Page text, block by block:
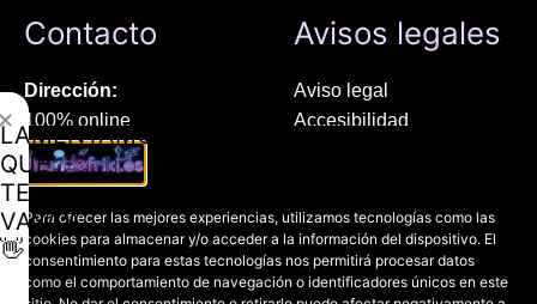
Para ofrecer las mejores experiencias, utilizamos tecnologías como las
cookies para almacenar y/o acceder a la información del dispositivo. El
consentimiento para estas tecnologías nos permitirá procesar datos
como el comportamiento de navegación o identificadores únicos en este
Contacto
Dirección:
100% online
Manresa (08241), Barcelona
Chat Whatsapp (solo texto):
+34 689 800 662
Correo:
Avisos legales
Aviso legal
Accesibilidad
Política de privacidad
LAMENTAMOS
QUE
TE
VAYAS
👋